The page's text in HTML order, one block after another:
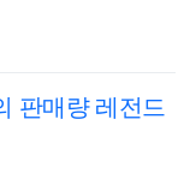
판매량 레전드